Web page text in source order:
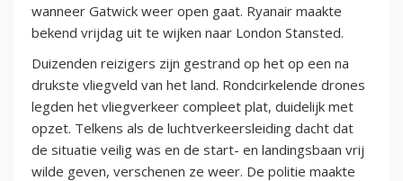
wanneer Gatwick weer open gaat. Ryanair maakte
bekend vrijdag uit te wijken naar London Stansted.
Duizenden reizigers zijn gestrand op het op een na
drukste vliegveld van het land. Rondcirkelende drones
legden het vliegverkeer compleet plat, duidelijk met
opzet. Telkens als de luchtverkeersleiding dacht dat
de situatie veilig was en de start- en landingsbaan vrij
wilde geven, verschenen ze weer. De politie maakte